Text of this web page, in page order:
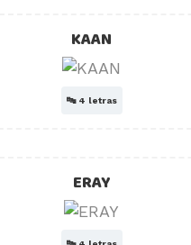
KAAN
🔤 4 letras
ERAY